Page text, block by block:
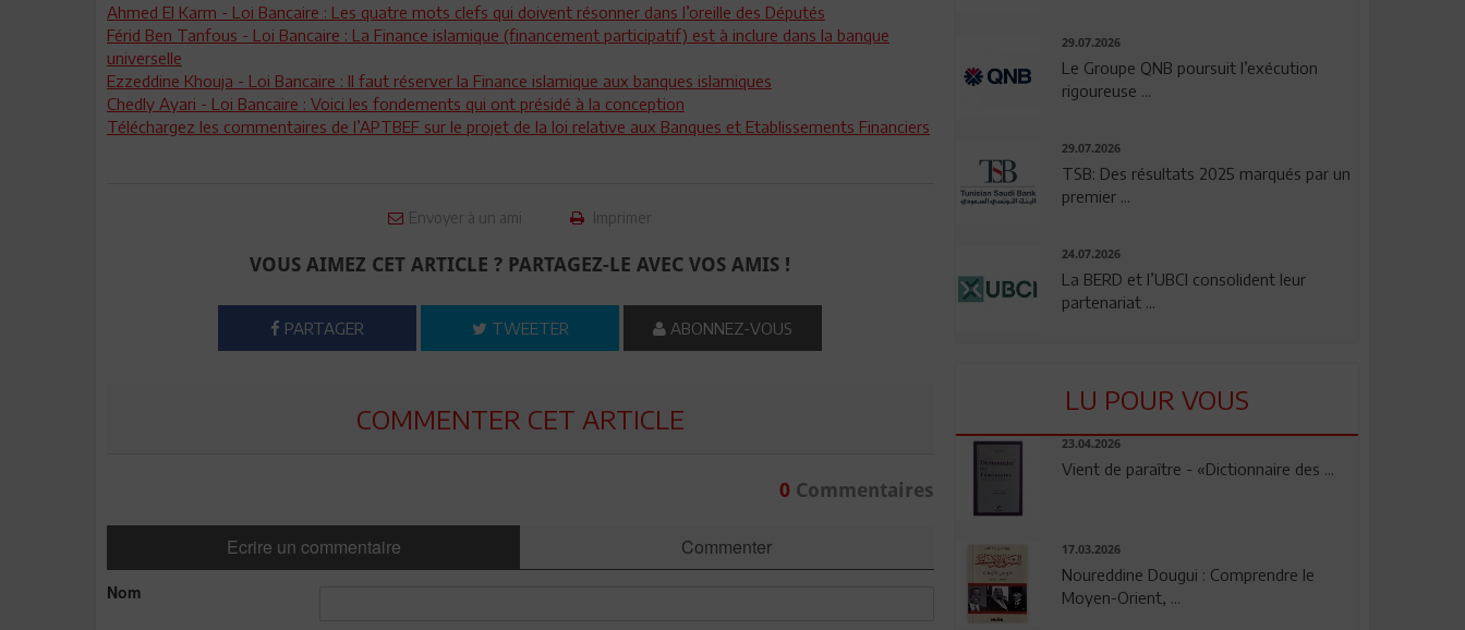
Ahmed El Karm - Loi Bancaire : Les quatre mots clefs qui doivent résonner dans l’oreille des Députés
Férid Ben Tanfous - Loi Bancaire : La Finance islamique (financement participatif) est à inclure dans la banque
universelle
Ezzeddine Khouja - Loi Bancaire : Il faut réserver la Finance islamique aux banques islamiques
Chedly Ayari - Loi Bancaire : Voici les fondements qui ont présidé à la conception
Téléchargez les commentaires de l’APTBEF sur le projet de la loi relative aux Banques et Etablissements Financiers
Envoyer à un ami Imprimer
VOUS AIMEZ CET ARTICLE ? PARTAGEZ-LE AVEC VOS AMIS !
PARTAGER TWEETER ABONNEZ-VOUS
COMMENTER CET ARTICLE
0Commentaires
Ecrire un commentaire Commenter
Nom
29.07.2026
Le Groupe QNB poursuit l’exécution
rigoureuse ...
29.07.2026
TSB: Des résultats 2025 marqués par un
premier ...
24.07.2026
La BERD et l’UBCI consolident leur
partenariat ...
LU POUR VOUS
23.04.2026
Vient de paraître - «Dictionnaire des ...
17.03.2026
Noureddine Dougui : Comprendre le
Moyen-Orient, ...